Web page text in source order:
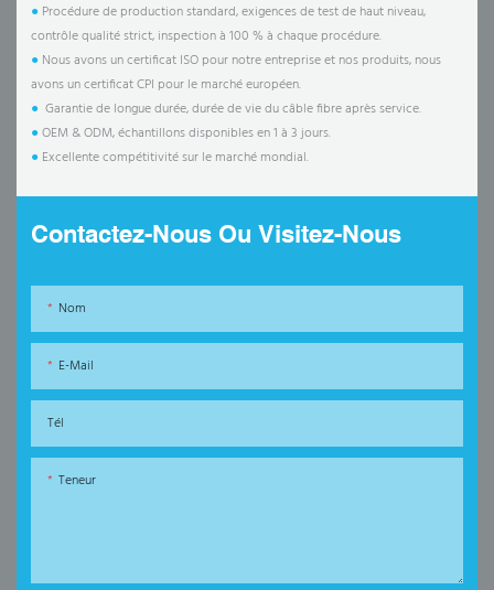
● Procédure de production standard, exigences de test de haut niveau,
contrôle qualité strict, inspection à 100 % à chaque procédure.
● Nous avons un certificat ISO pour notre entreprise et nos produits, nous
avons un certificat CPI pour le marché européen.
● Garantie de longue durée, durée de vie du câble fibre après service.
●OEM & ODM, échantillons disponibles en 1 à 3 jours.
● Excellente compétitivité sur le marché mondial.
Contactez-Nous Ou Visitez-Nous
Nom
E-Mail
Tél
Teneur